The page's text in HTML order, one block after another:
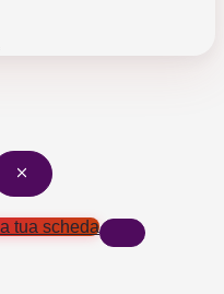
tua scheda